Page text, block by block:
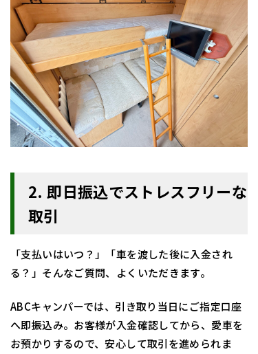
2. 即日振込でストレスフリーな
取引
「支払いはいつ？」「車を渡した後に入金され
る？」そんなご質問、よくいただきます。
ABCキャンパーでは、引き取り当日にご指定口座
へ即振込み。お客様が入金確認してから、愛車を
お預かりするので、安心して取引を進められま